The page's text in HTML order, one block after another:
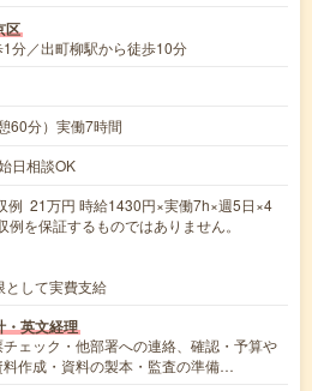
区
分／出町柳駅から徒歩10分
60分）実働7時間
日相談OK
21万円 時給1430円×実働7h×週5日×4
を保証するものではありません。
として実費支給
・英文経理
ェック・他部署への連絡、確認・予算や
作成・資料の製本・監査の準備…